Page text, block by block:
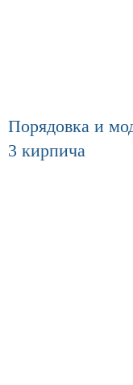
Порядовка и
3 кирпича